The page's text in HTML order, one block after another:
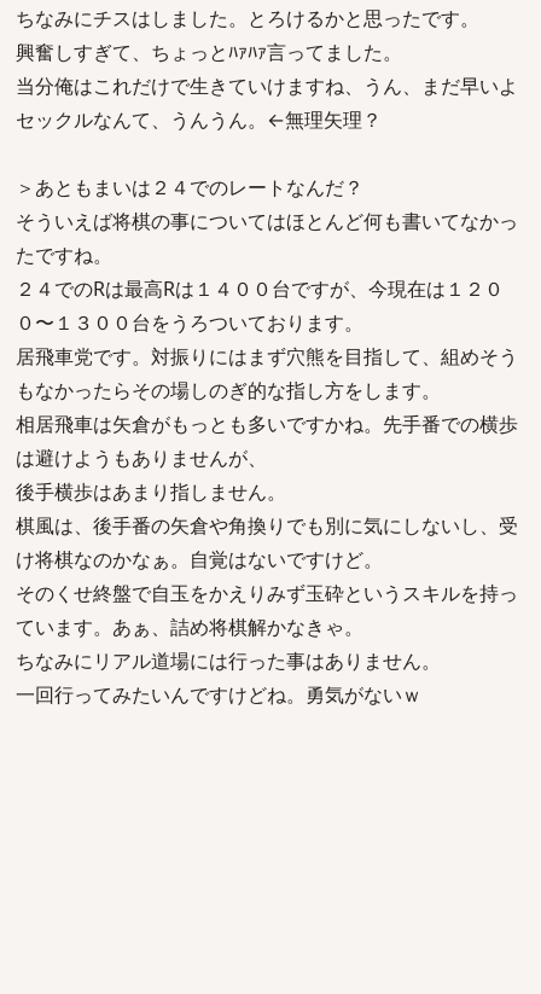
ちなみにチスはしました。とろけるかと思ったです。
興奮しすぎて、ちょっとﾊｧﾊｧ言ってました。
当分俺はこれだけで生きていけますね、うん、まだ早いよ
セックルなんて、うんうん。←無理矢理？
＞あともまいは２４でのレートなんだ？
そういえば将棋の事についてはほとんど何も書いてなかっ
たですね。
２４でのRは最高Rは１４００台ですが、今現在は１２０
０〜１３００台をうろついております。
居飛車党です。対振りにはまず穴熊を目指して、組めそう
もなかったらその場しのぎ的な指し方をします。
相居飛車は矢倉がもっとも多いですかね。先手番での横歩
は避けようもありませんが、
後手横歩はあまり指しません。
棋風は、後手番の矢倉や角換りでも別に気にしないし、受
け将棋なのかなぁ。自覚はないですけど。
そのくせ終盤で自玉をかえりみず玉砕というスキルを持っ
ています。あぁ、詰め将棋解かなきゃ。
ちなみにリアル道場には行った事はありません。
一回行ってみたいんですけどね。勇気がないｗ